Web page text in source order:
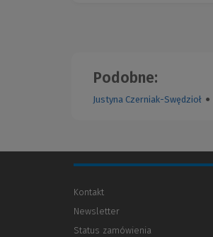
Podobne:
Justyna Czerniak-Swędzioł ●
Kontakt
Newsletter
Status zamówienia